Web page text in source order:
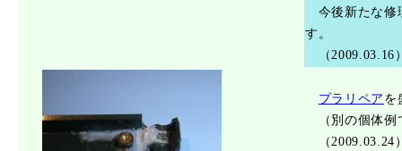
今後新たな修
す。
（2009.03.16
プラリペア を
（別の個体例
（2009.03.24